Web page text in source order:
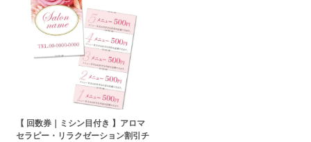
【 回数券｜ミシン目付き 】アロマ
セラピー・リラクゼーション割引チ